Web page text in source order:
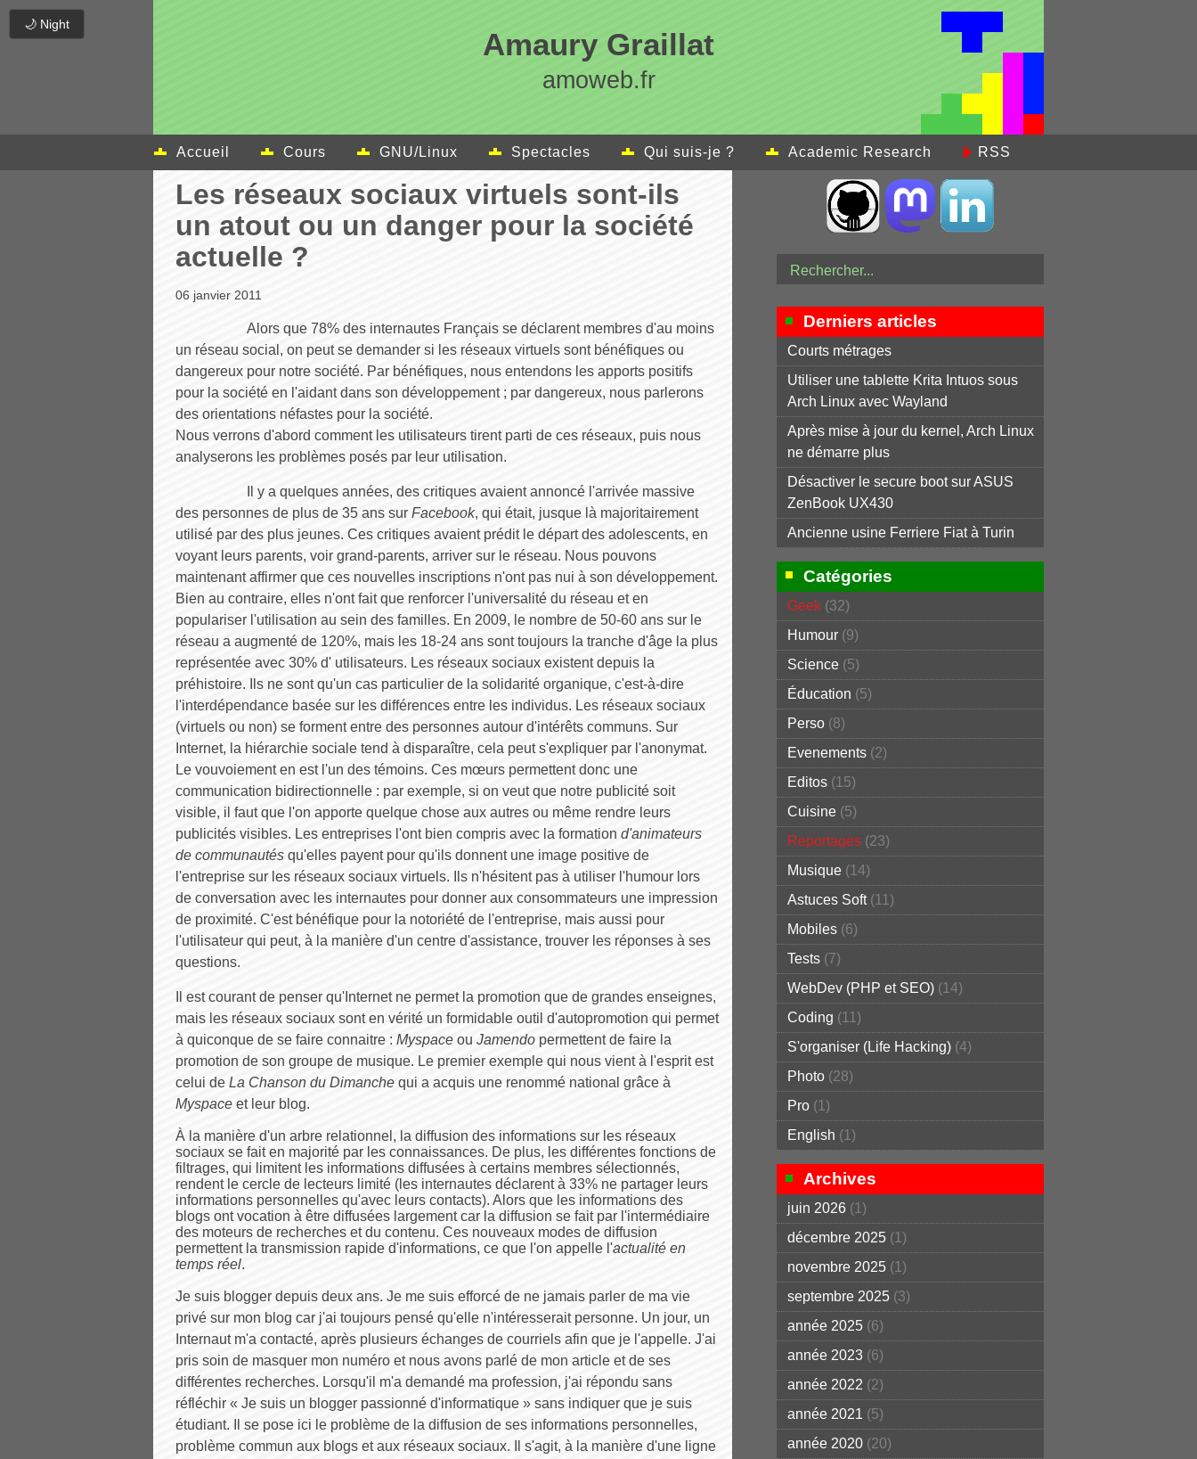
🌙 Night
Amaury Graillat
amoweb.fr
Accueil Cours GNU/Linux Spectacles Qui suis-je ? Academic Research RSS
Les réseaux sociaux virtuels sont-ils
un atout ou un danger pour la société
actuelle ?
06 janvier 2011
Alors que 78% des internautes Français se déclarent membres d'au moins
un réseau social, on peut se demander si les réseaux virtuels sont bénéfiques ou
dangereux pour notre société. Par bénéfiques, nous entendons les apports positifs
pour la société en l'aidant dans son développement ; par dangereux, nous parlerons
des orientations néfastes pour la société.
Nous verrons d'abord comment les utilisateurs tirent parti de ces réseaux, puis nous
analyserons les problèmes posés par leur utilisation.
Il y a quelques années, des critiques avaient annoncé l'arrivée massive
des personnes de plus de 35 ans sur Facebook, qui était, jusque là majoritairement
utilisé par des plus jeunes. Ces critiques avaient prédit le départ des adolescents, en
voyant leurs parents, voir grand-parents, arriver sur le réseau. Nous pouvons
maintenant affirmer que ces nouvelles inscriptions n'ont pas nui à son développement.
Bien au contraire, elles n'ont fait que renforcer l'universalité du réseau et en
populariser l'utilisation au sein des familles. En 2009, le nombre de 50-60 ans sur le
réseau a augmenté de 120%, mais les 18-24 ans sont toujours la tranche d'âge la plus
représentée avec 30% d' utilisateurs. Les réseaux sociaux existent depuis la
préhistoire. Ils ne sont qu'un cas particulier de la solidarité organique, c'est-à-dire
l'interdépendance basée sur les différences entre les individus. Les réseaux sociaux
(virtuels ou non) se forment entre des personnes autour d'intérêts communs. Sur
Internet, la hiérarchie sociale tend à disparaître, cela peut s'expliquer par l'anonymat.
Le vouvoiement en est l'un des témoins. Ces mœurs permettent donc une
communication bidirectionnelle : par exemple, si on veut que notre publicité soit
visible, il faut que l'on apporte quelque chose aux autres ou même rendre leurs
publicités visibles. Les entreprises l'ont bien compris avec la formation d'animateurs
de communautés qu'elles payent pour qu'ils donnent une image positive de
l'entreprise sur les réseaux sociaux virtuels. Ils n'hésitent pas à utiliser l'humour lors
de conversation avec les internautes pour donner aux consommateurs une impression
de proximité. C'est bénéfique pour la notoriété de l'entreprise, mais aussi pour
l'utilisateur qui peut, à la manière d'un centre d'assistance, trouver les réponses à ses
questions.
Il est courant de penser qu'Internet ne permet la promotion que de grandes enseignes,
mais les réseaux sociaux sont en vérité un formidable outil d'autopromotion qui permet
à quiconque de se faire connaitre : Myspace ou Jamendo permettent de faire la
promotion de son groupe de musique. Le premier exemple qui nous vient à l'esprit est
celui de La Chanson du Dimanche qui a acquis une renommé national grâce à
Myspace et leur blog.
À la manière d'un arbre relationnel, la diffusion des informations sur les réseaux
sociaux se fait en majorité par les connaissances. De plus, les différentes fonctions de
filtrages, qui limitent les informations diffusées à certains membres sélectionnés,
rendent le cercle de lecteurs limité (les internautes déclarent à 33% ne partager leurs
informations personnelles qu'avec leurs contacts). Alors que les informations des
blogs ont vocation à être diffusées largement car la diffusion se fait par l'intermédiaire
des moteurs de recherches et du contenu. Ces nouveaux modes de diffusion
permettent la transmission rapide d'informations, ce que l'on appelle l'actualité en
temps réel.
Je suis blogger depuis deux ans. Je me suis efforcé de ne jamais parler de ma vie
privé sur mon blog car j'ai toujours pensé qu'elle n'intéresserait personne. Un jour, un
Internaut m'a contacté, après plusieurs échanges de courriels afin que je l'appelle. J'ai
pris soin de masquer mon numéro et nous avons parlé de mon article et de ses
différentes recherches. Lorsqu'il m'a demandé ma profession, j'ai répondu sans
réfléchir « Je suis un blogger passionné d'informatique » sans indiquer que je suis
étudiant. Il se pose ici le problème de la diffusion de ses informations personnelles,
problème commun aux blogs et aux réseaux sociaux. Il s'agit, à la manière d'une ligne
Derniers articles
Courts métrages
Utiliser une tablette Krita Intuos sous
Arch Linux avec Wayland
Après mise à jour du kernel, Arch Linux
ne démarre plus
Désactiver le secure boot sur ASUS
ZenBook UX430
Ancienne usine Ferriere Fiat à Turin
Catégories
Geek (32)
Humour (9)
Science (5)
Éducation (5)
Perso (8)
Evenements (2)
Editos (15)
Cuisine (5)
Reportages (23)
Musique (14)
Astuces Soft(11)
Mobiles (6)
Tests (7)
WebDev (PHP et SEO) (14)
Coding (11)
S'organiser (Life Hacking) (4)
Photo (28)
Pro (1)
English (1)
Archives
juin 2026 (1)
décembre 2025 (1)
novembre 2025 (1)
septembre 2025 (3)
année 2025 (6)
année 2023 (6)
année 2022 (2)
année 2021 (5)
année 2020 (20)